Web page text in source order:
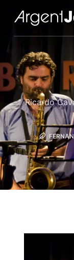
Ricardo